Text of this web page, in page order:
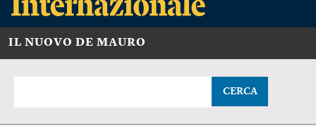
IL NUOVO DE MAURO
CERCA